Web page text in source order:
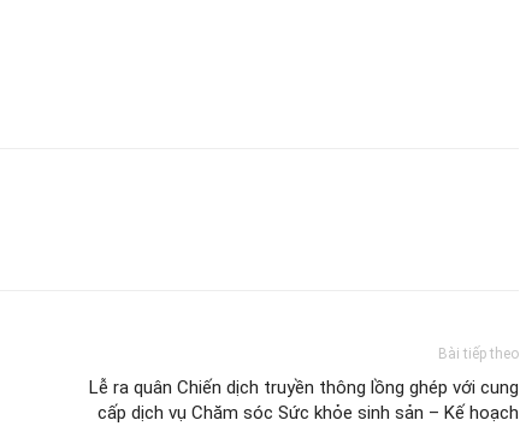
Bài tiếp theo
Lễ ra quân Chiến dịch truyền thông lồng ghép với cung
cấp dịch vụ Chăm sóc Sức khỏe sinh sản – Kế hoạch